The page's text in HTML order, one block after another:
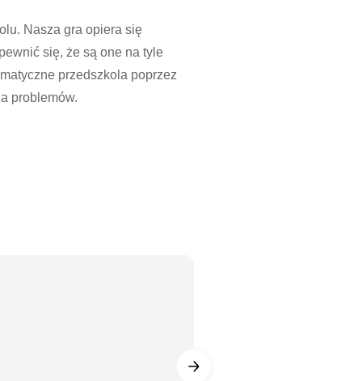
Nasza gra opiera się
się, że są one na tyle
przedszkola poprzez
problemów.